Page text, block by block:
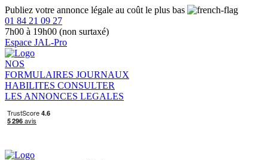
Publiez votre annonce légale au coût le plus bas
01 84 21 09 27
7h00 à 19h00 (non surtaxé)
Espace JAL-Pro
NOS
FORMULAIRES JOURNAUX
HABILITES CONSULTER
LES ANNONCES LEGALES